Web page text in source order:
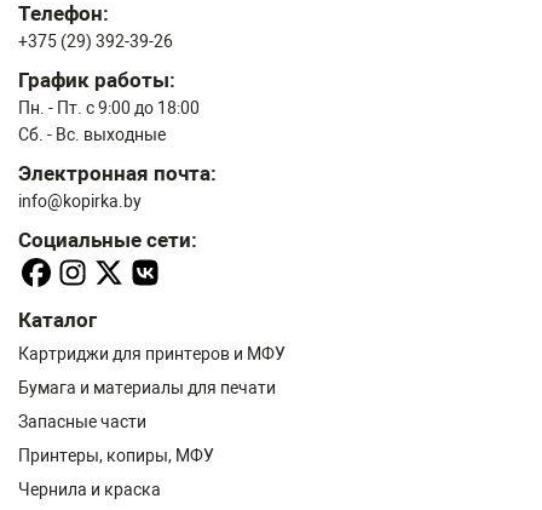
Телефон:
+375 (29) 392-39-26
График работы:
Пн. - Пт. с 9:00 до 18:00
Сб. - Вс. выходные
Электронная почта:
info@kopirka.by
Социальные сети:
Каталог
Картриджи для принтеров и МФУ
Бумага и материалы для печати
Запасные части
Принтеры, копиры, МФУ
Чернила и краска